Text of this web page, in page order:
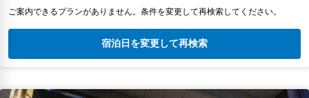
ご案内できるプランがありません。条件を変更して再検索してください。
宿泊日を変更して再検索